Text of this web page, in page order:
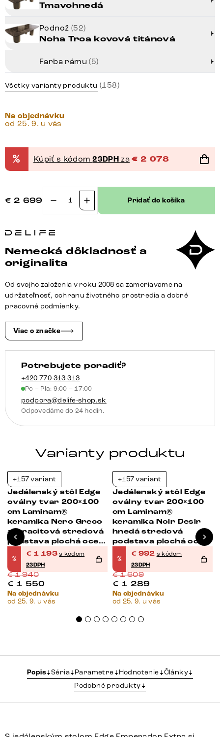
Tmavohnedá
Podnož (52)
Noha Troa kovová titánová
Farba rámu(5)
Všetky varianty produktu (158)
Na objednávku
od 25. 9. u vás
% Kúpiť s kódom23DPH za € 2 078
€ 2 699
množstvo
stôl
Boot
240x120
keramika
Laminam®
Emperador
Lucidato
tmavohnedá
Troa
kov
efektová
povrchová
úprava
titánová
Pridať do košíka
Nemecká dôkladnosť a
originalita
Od svojho založenia v roku 2008 sa zameriavame na
udržateľnosť, ochranu životného prostredia a dobré
pracovné podmienky.
Viac o značke
Potrebujete poradiť?
+420 770 313 313
Po – Pia: 9:00 – 17:00
podpora@delife-shop.sk
Odpovedáme do 24 hodín.
Varianty produktu
+157 variant
Jedálenský stôl Edge
oválny tvar 200×100
cm Laminam®
keramika Nero Greco
antracitová stredová
podstava plochá oceľ
čierna
%
€ 1 193 s kódom
23DPH
€1 940
€ 1 550
Na objednávku
od 25. 9. u vás
+157 variant
Jedálenský stôl Edge
oválny tvar 200×100
cm Laminam®
keramika Noir Desir
hnedá stredová
podstava plochá oceľ
čierna
%
€ 992 s kódom
23DPH
€1 609
€ 1 289
Na objednávku
od 25. 9. u vás
Popis Séria Parametre Hodnotenie
Články
Podobné produkty